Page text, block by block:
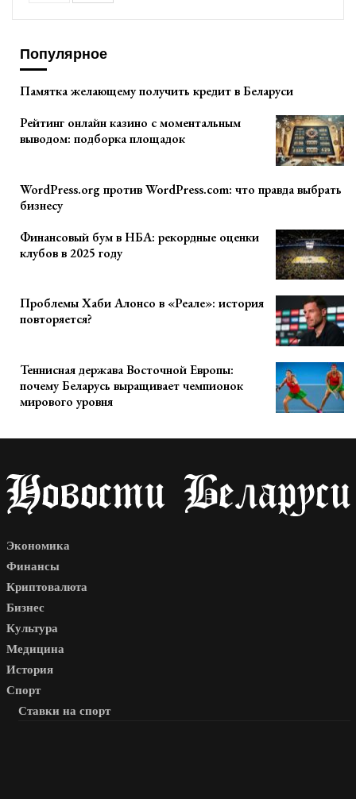
Популярное
Памятка желающему получить кредит в Беларуси
Рейтинг онлайн казино с моментальным
выводом: подборка площадок
WordPress.org против WordPress.com: что правда выбрать
бизнесу
Финансовый бум в НБА: рекордные оценки
клубов в 2025 году
Проблемы Хаби Алонсо в «Реале»: история
повторяется?
Теннисная держава Восточной Европы:
почему Беларусь выращивает чемпионок
мирового уровня
Экономика
Финансы
Криптовалюта
Бизнес
Культура
Медицина
История
Спорт
Ставки на спорт